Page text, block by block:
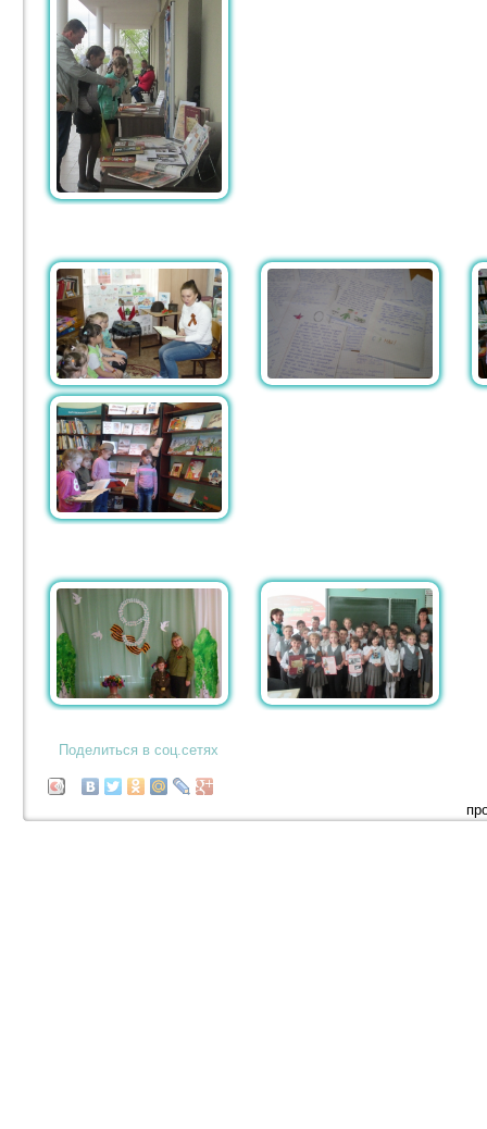
Поделиться в соц.сетях